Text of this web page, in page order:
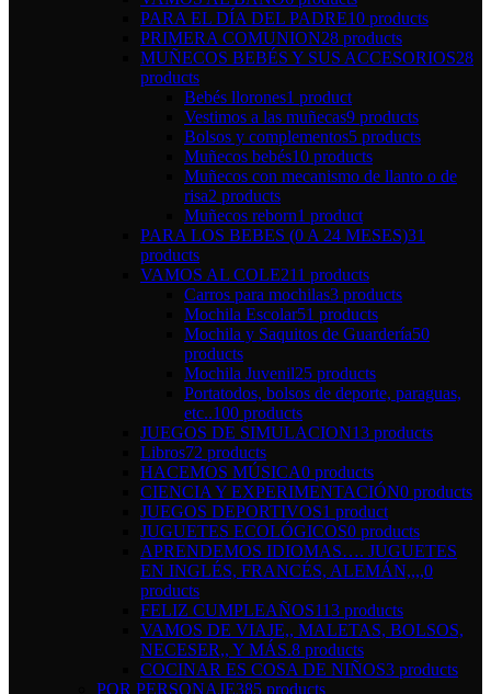
PARA EL DÍA DEL PADRE10 products
PRIMERA COMUNION28 products
MUÑECOS BEBÉS Y SUS ACCESORIOS28
products
Bebés llorones1 product
Vestimos a las muñecas9 products
Bolsos y complementos5 products
Muñecos bebés10 products
Muñecos con mecanismo de llanto o de
risa2 products
Muñecos reborn1 product
PARA LOS BEBES (0 A 24 MESES)31
products
VAMOS AL COLE211 products
Carros para mochilas3 products
Mochila Escolar51 products
Mochila y Saquitos de Guardería50
products
Mochila Juvenil25 products
Portatodos, bolsos de deporte, paraguas,
etc..100 products
JUEGOS DE SIMULACION13 products
Libros72 products
HACEMOS MÚSICA0 products
CIENCIA Y EXPERIMENTACIÓN0 products
JUEGOS DEPORTIVOS1 product
JUGUETES ECOLÓGICOS0 products
APRENDEMOS IDIOMAS…. JUGUETES
EN INGLÉS, FRANCÉS, ALEMÁN,,,,0
products
FELIZ CUMPLEAÑOS113 products
VAMOS DE VIAJE,, MALETAS, BOLSOS,
NECESER,, Y MÁS.8 products
COCINAR ES COSA DE NIÑOS3 products
POR PERSONAJE385 products